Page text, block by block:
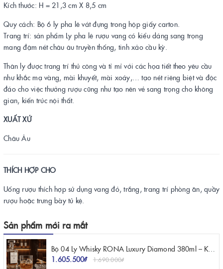
Kích thước: H = 21,3 cm X 8,5 cm
Quy cách: Bộ 6 ly pha lê vát đựng trong hộp giấy carton.
​Trang trí: sản phẩm Ly pha lê rượu vang có kiểu dáng sang trọng
mang đậm nét châu âu truyền thống, tinh xảo cầu kỳ.
Thân ly được trang trí thủ công và tỉ mỉ với các họa tiết theo yêu cầu
như khắc mạ vàng, mài khuyết, mài xoáy,… tạo nét riêng biệt và độc
đáo cho việc thưởng rượu cũng như tạo nên vẻ sang trọng cho không
gian, kiến trúc nội thất.
XUẤT XỨ
Châu Âu
THÍCH HỢP CHO
Uống rượu thích hợp sử dụng vang đỏ, trắng, trang trí phòng ăn, quầy
rượu hoặc trưng bày tủ kệ.
Sản phẩm mới ra mắt
Bộ 04 Ly Whisky RONA Luxury Diamond 380ml – Kiệt Tác Pha Lê Mang Vẻ Đẹp Kim Cương
1.605.500₫
1.690.000₫